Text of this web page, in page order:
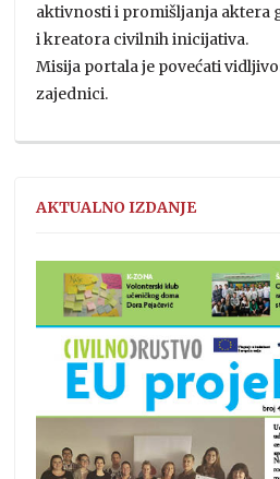
aktivnosti i promišljanja aktera
i kreatora civilnih inicijativa.
Misija portala je povećati
zajednici.
AKTUALNO IZDANJE